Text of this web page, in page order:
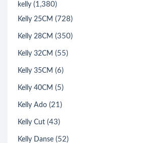
kelly (1,380)
Kelly 25CM (728)
Kelly 28CM (350)
Kelly 32CM (55)
Kelly 35CM (6)
Kelly 40CM (5)
Kelly Ado (21)
Kelly Cut (43)
Kelly Danse (52)